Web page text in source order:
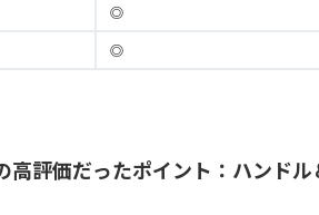
◎
◎
評価だったポイント：ハンドル